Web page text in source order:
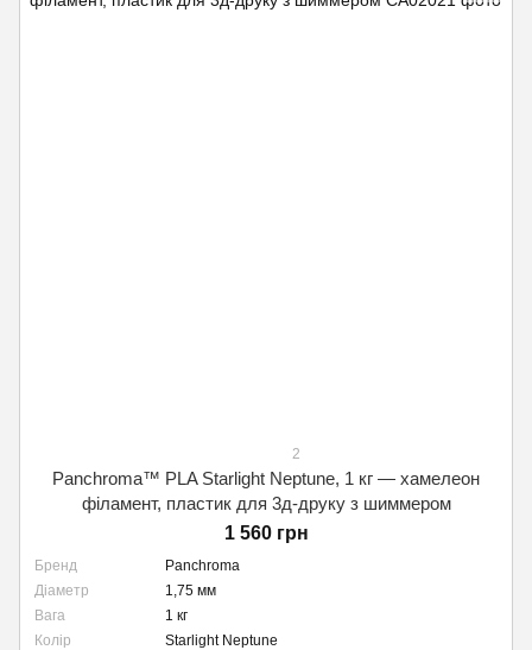
2
Panchroma™ PLA Starlight Neptune, 1 кг — хамелеон
філамент, пластик для 3д-друку з шиммером
1 560 грн
Бренд
Panchroma
Діаметр
1,75 мм
Вага
1 кг
Колір
Starlight Neptune